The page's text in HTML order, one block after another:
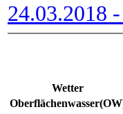
24.03.2018
Wetter